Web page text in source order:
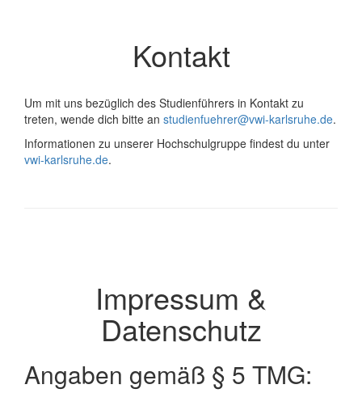
Kontakt
Um mit uns bezüglich des Studienführers in Kontakt zu
treten, wende dich bitte an studienfuehrer@vwi-karlsruhe.de.
Informationen zu unserer Hochschulgruppe findest du unter
vwi-karlsruhe.de.
Impressum &
Datenschutz
Angaben gemäß § 5 TMG: